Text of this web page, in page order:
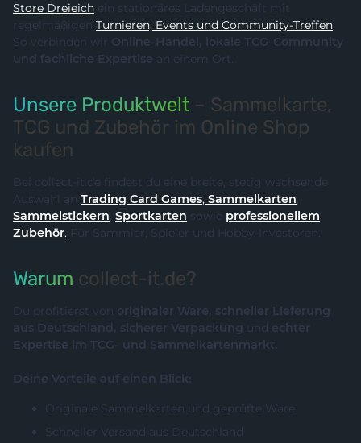
Store Dreieich ein stationäres Ladengeschäft mit
regelmäßigen
Turnieren, Events und Community-Treffen.
So verbinden wir Online-Handel, lokale TCG-Community
und fachliche Expertise an einem Ort.
Unsere Produktwelt – Sammelkarte,
TCG und Zubehör im Online Shop
kaufen
Bei collect-it.de findest du eine breite, stetig wachsende
Auswahl an
Trading Card Games, Sammelkarten,
Sammelstickern, Sportkarten sowie professionellem
Zubehör. Für Sammler, Spieler und Hobby-Investoren.
Warum collect-it.de?
Du profitierst von originaler Ware, schneller Lieferung
aus Deutschland, sicherer Verpackung und echter
Expertise im TCG- und Sammelkartenmarkt.
Deine Vorteile auf einen Blick:
Originale Sammelkarten und geprüfte Ware
Schneller Versand aus Deutschland